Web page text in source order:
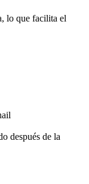
lo que facilita el
después de la